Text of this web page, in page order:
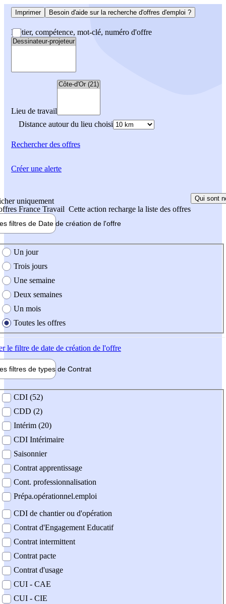
Imprimer Besoin d'aide sur la recherche d'offres d'emploi ?
Métier, compétence, mot-clé, numéro d'offre
Lieu de travail
Distance autour du lieu choisi
Rechercherdes offres
uniquement
France Travail Cette action recharge la liste des offres
Qui sont
filtres de Date de création de l'offre
création de l'offre
Un jour
Trois jours
Une semaine
Deux semaines
Un mois
Toutes les offres
le filtre de date de création de l'offre
filtres de types de Contrat
contrat
CDI (52)
CDD (2)
Intérim (20)
CDI Intérimaire
Saisonnier
Contrat apprentissage
Cont. professionnalisation
Prépa.opérationnel.emploi
CDI de chantier ou d'opération
Contrat d'Engagement Educatif
Contrat intermittent
Contrat pacte
Contrat d'usage
CUI - CAE
CUI - CIE
Créer une alerte